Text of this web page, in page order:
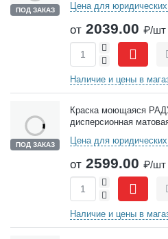
ПОД ЗАКАЗ
Цена для
от 2039.00 ₽/шт
-
+
Наличие и цены в
ПОД ЗАКАЗ
Краска моющаяся
дисперсионная
Цена для
от 2599.00 ₽/шт
-
+
Наличие и цены в